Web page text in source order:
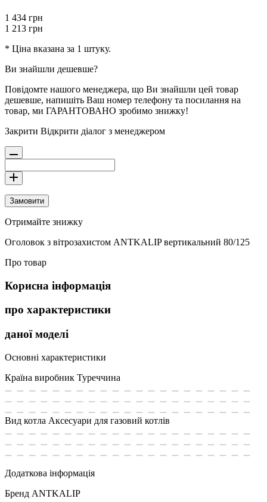
1 434 грн
1 213 грн
* Ціна вказана за 1 штуку.
Ви знайшли дешевше?
Повідомте нашого менеджера, що Ви знайшли цей товар
дешевше, напишіть Ваш номер телефону та посилання на
товар, ми ГАРАНТОВАНО зробимо знижку!
Закрити Відкрити діалог з менеджером
Замовити
Отримайте знижку
Оголовок з вітрозахистом ANTKALIP вертикальний 80/125
Про товар
Корисна інформація
про характеристики
даної моделі
Основні характеристики
Країна виробник Туреччина
Вид котла Аксесуари для газовий котлів
Додаткова інформація
Бренд ANTKALIP